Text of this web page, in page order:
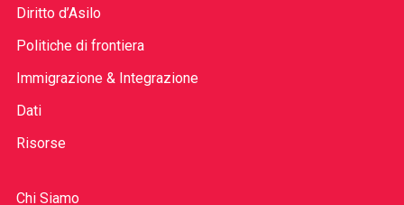
Diritto d’Asilo
Politiche di frontiera
Immigrazione & Integrazione
Dati
Risorse
Chi Siamo